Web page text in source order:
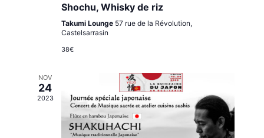
Shochu, Whisky de riz
Takumi Lounge 57 rue de la Révolution,
Castelsarrasin
38€
NOV
24
2023